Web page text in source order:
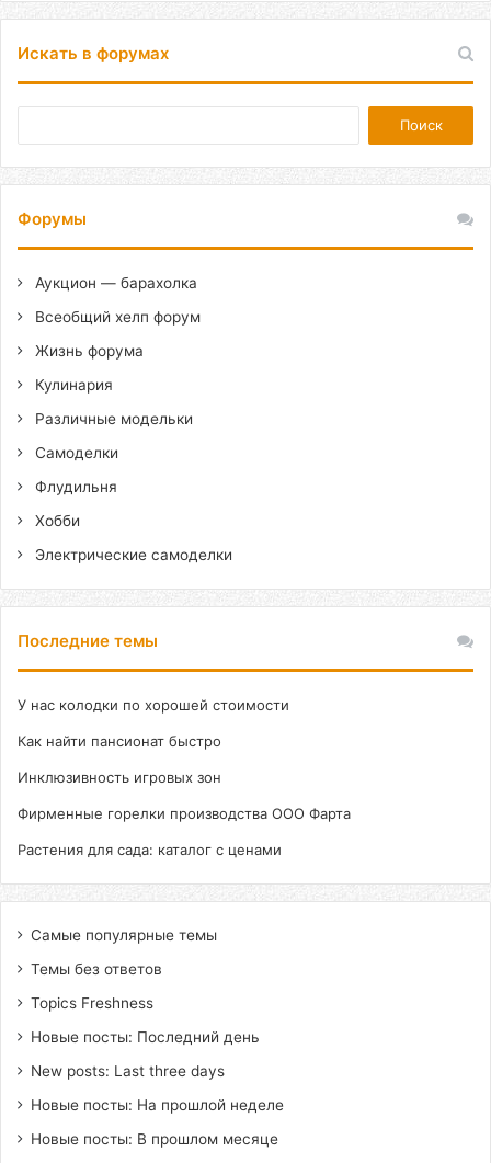
Искать в форумах
Форумы
Аукцион — барахолка
Всеобщий хелп форум
Жизнь форума
Кулинария
Различные модельки
Самоделки
Флудильня
Хобби
Электрические самоделки
Последние темы
У нас колодки по хорошей стоимости
Как найти пансионат быстро
Инклюзивность игровых зон
Фирменные горелки производства ООО Фарта
Растения для сада: каталог с ценами
Самые популярные темы
Темы без ответов
Topics Freshness
Новые посты: Последний день
New posts: Last three days
Новые посты: На прошлой неделе
Новые посты: В прошлом месяце